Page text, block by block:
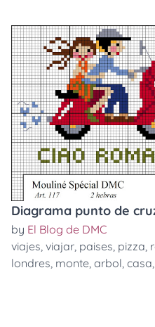
Diagrama punto de
by El Blog de DMC
viajes, viajar, paises, pizza,
londres, monte, arbol, casa,